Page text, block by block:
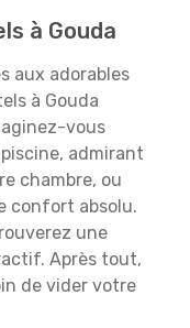
à Gouda
aux adorables
à Gouda
vous
admirant
chambre, ou
confort absolu.
une
Après tout,
de vider votre